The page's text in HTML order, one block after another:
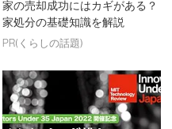
家の売却成功にはカギがある？
家処分の基礎知識を解説
PR(くらしの話題)